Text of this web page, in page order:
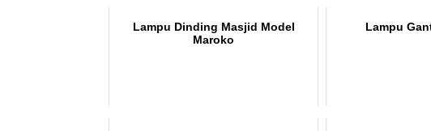
Lampu Dinding Masjid Model
Maroko
Lampu